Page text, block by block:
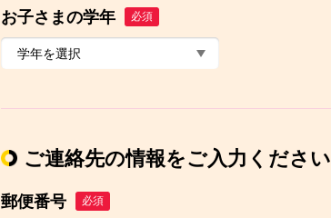
お子さまの学年 必須
ご連絡先の情報をご入力ください
郵便番号 必須